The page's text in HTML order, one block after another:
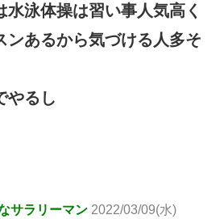
水泳体操は習い事人気高く
ンあるから気づける人多そ
やるし
サラリーマン 2022/03/09(水)